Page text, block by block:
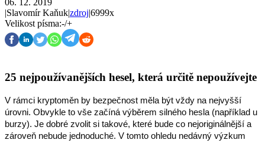
06. 12. 2019
|Slavomír Kaňuk|zdroj|6999x
Velikost písma:-/+
25 nejpoužívanějších hesel, která určitě nepoužívejte
V rámci kryptoměn by bezpečnost měla být vždy na nejvyšší
úrovni. Obvykle to vše začíná výběrem silného hesla (například u
burzy). Je dobré zvolit si takové, které bude co nejoriginálnější a
zároveň nebude jednoduché. V tomto ohledu nedávný výzkum